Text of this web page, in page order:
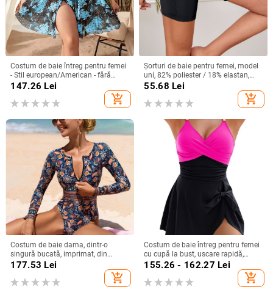
Costum de baie întreg pentru femei
- Stil european/American - fără
mâneci - cu pernă la bust
147.26 Lei
add_shopping_cart
Șorturi de baie pentru femei, model
uni, 82% poliester / 18% elastan,
țesătură poliester, stil briefs
55.68 Lei
add_shopping_cart
Costum de baie dama, dintr-o
singură bucată, imprimat, din
nailon, căptușălă poliester cu
177.53 Lei
add_shopping_cart
Costum de baie întreg pentru femei
cu cupă la bust, uscare rapidă,
elasticitate înaltă, din nailon 80/20
cu căptușeală de poliester, fără
mâneci, 195 g
155.26 - 162.27 Lei
add_shopping_cart